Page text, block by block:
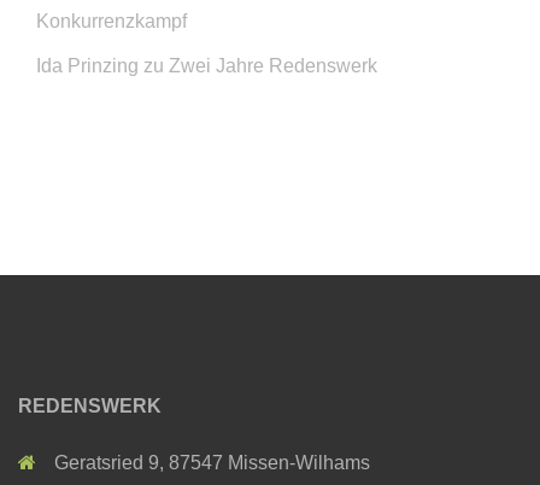
Konkurrenzkampf
Ida Prinzing zu Zwei Jahre Redenswerk
REDENSWERK
Geratsried 9, 87547 Missen-Wilhams